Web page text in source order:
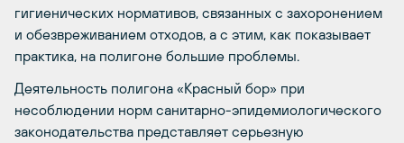
гигиенических нормативов, связанных с захоронением
и обезвреживанием отходов, а с этим, как показывает
практика, на полигоне большие проблемы.
Деятельность полигона «Красный бор» при
несоблюдении норм санитарно-эпидемиологического
законодательства представляет серьезную